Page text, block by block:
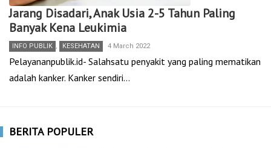
Jarang Disadari, Anak Usia 2-5 Tahun Paling
Banyak Kena Leukimia
INFO PUBLIK , KESEHATAN 4 March 2022
Pelayananpublik.id- Salahsatu penyakit yang paling mematikan
adalah kanker. Kanker sendiri…
BERITA POPULER